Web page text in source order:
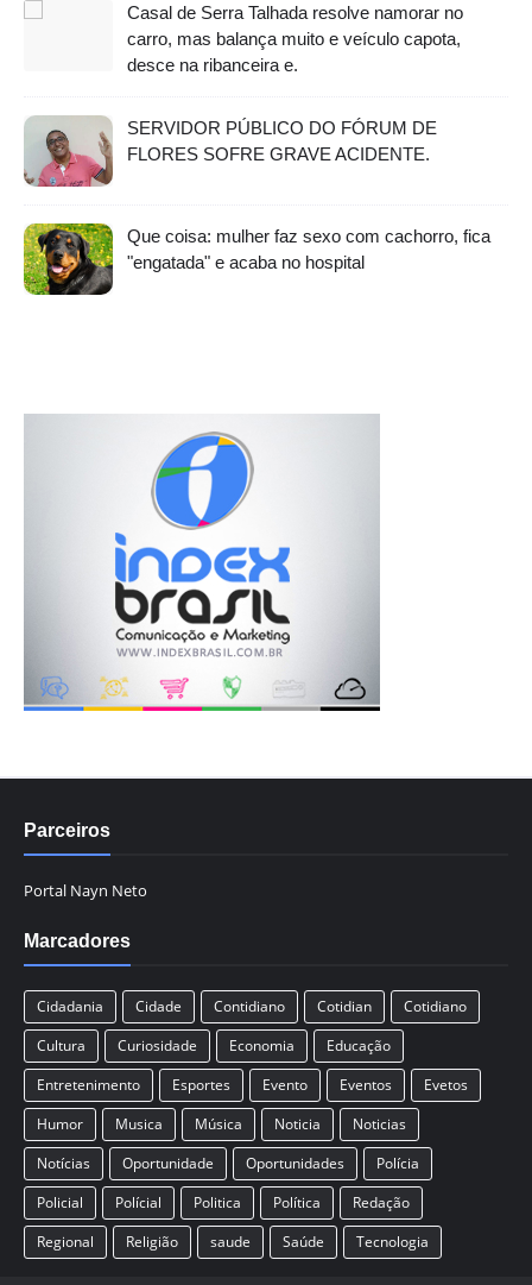
Casal de Serra Talhada resolve namorar no
carro, mas balança muito e veículo capota,
desce na ribanceira e.
SERVIDOR PÚBLICO DO FÓRUM DE
FLORES SOFRE GRAVE ACIDENTE.
Que coisa: mulher faz sexo com cachorro, fica
"engatada" e acaba no hospital
Parceiros
Portal Nayn Neto
Marcadores
Cidadania Cidade Contidiano Cotidian
Cotidiano
Cultura
Curiosidade Economia
Educação
Entretenimento
Esportes Evento Eventos
Evetos
Humor
Musica Música Noticia
Noticias
Notícias
Oportunidade Oportunidades
Polícia
Policial
Polícial Politica Política
Redação
Regional
Religião saude Saúde Tecnologia